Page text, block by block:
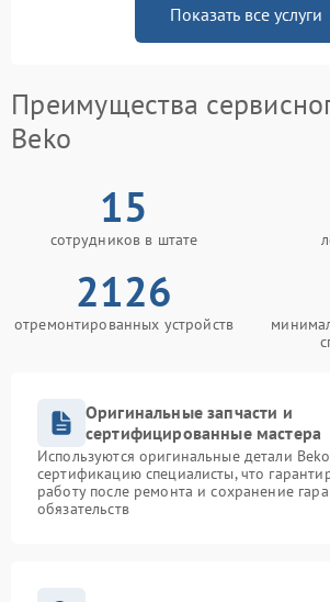
Показать все услуги
Преимущества
Beko
15
сотрудников в штате
2126
отремонтированных устройств
Оригинальные запчасти и
сертифицированные мастера
Используются оригинальные детали
сертификацию специалисты, что
работу после ремонта и сохранение
обязательств